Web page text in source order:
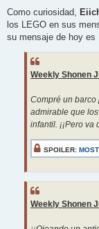
n
a
j
Como curiosidad,
los LEGO en sus
su mensaje de hoy es
Weekly Shonen
Compré un barco
admirable que
infantil. ¡¡Pero
SPOILER:
Weekly Shonen